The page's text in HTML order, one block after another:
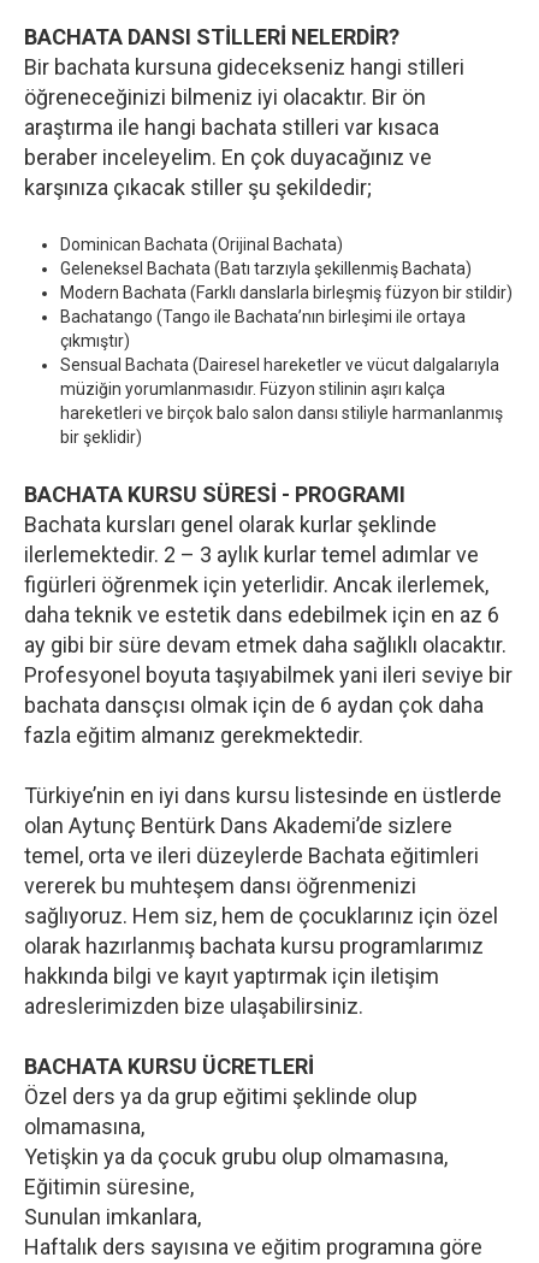
BACHATA DANSI STİLLERİ NELERDİR?
Bir bachata kursuna gidecekseniz hangi stilleri
öğreneceğinizi bilmeniz iyi olacaktır. Bir ön
araştırma ile hangi bachata stilleri var kısaca
beraber inceleyelim. En çok duyacağınız ve
karşınıza çıkacak stiller şu şekildedir;
Dominican Bachata (Orijinal Bachata)
Geleneksel Bachata (Batı tarzıyla şekillenmiş Bachata)
Modern Bachata (Farklı danslarla birleşmiş füzyon bir stildir)
Bachatango (Tango ile Bachata’nın birleşimi ile ortaya
çıkmıştır)
Sensual Bachata (Dairesel hareketler ve vücut dalgalarıyla
müziğin yorumlanmasıdır. Füzyon stilinin aşırı kalça
hareketleri ve birçok balo salon dansı stiliyle harmanlanmış
bir şeklidir)
BACHATA KURSU SÜRESİ - PROGRAMI
Bachata kursları genel olarak kurlar şeklinde
ilerlemektedir. 2 – 3 aylık kurlar temel adımlar ve
figürleri öğrenmek için yeterlidir. Ancak ilerlemek,
daha teknik ve estetik dans edebilmek için en az 6
ay gibi bir süre devam etmek daha sağlıklı olacaktır.
Profesyonel boyuta taşıyabilmek yani ileri seviye bir
bachata dansçısı olmak için de 6 aydan çok daha
fazla eğitim almanız gerekmektedir.
Türkiye’nin en iyi dans kursu listesinde en üstlerde
olan Aytunç Bentürk Dans Akademi’de sizlere
temel, orta ve ileri düzeylerde Bachata eğitimleri
vererek bu muhteşem dansı öğrenmenizi
sağlıyoruz. Hem siz, hem de çocuklarınız için özel
olarak hazırlanmış bachata kursu programlarımız
hakkında bilgi ve kayıt yaptırmak için iletişim
adreslerimizden bize ulaşabilirsiniz.
BACHATA KURSU ÜCRETLERİ
Özel ders ya da grup eğitimi şeklinde olup
olmamasına,
Yetişkin ya da çocuk grubu olup olmamasına,
Eğitimin süresine,
Sunulan imkanlara,
Haftalık ders sayısına ve eğitim programına göre